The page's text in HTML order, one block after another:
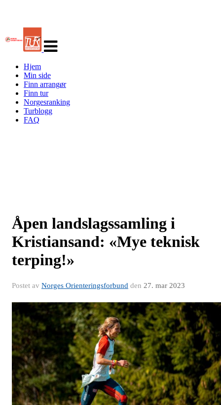
navigasjon
Hjem
Min side
Finn arrangør
Finn tur
Norgesranking
Turblogg
FAQ
Åpen landslagssamling i
Kristiansand: «Mye teknisk
terping!»
Postet av Norges Orienteringsforbund den 27. mar 2023